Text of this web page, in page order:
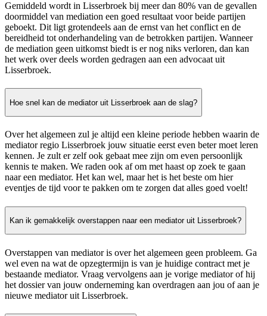
Gemiddeld wordt in Lisserbroek bij meer dan 80% van de gevallen
doormiddel van mediation een goed resultaat voor beide partijen
geboekt. Dit ligt grotendeels aan de ernst van het conflict en de
bereidheid tot onderhandeling van de betrokken partijen. Wanneer
de mediation geen uitkomst biedt is er nog niks verloren, dan kan
het werk over deels worden gedragen aan een advocaat uit
Lisserbroek.
Hoe snel kan de mediator uit Lisserbroek aan de slag?
Over het algemeen zul je altijd een kleine periode hebben waarin de
mediator regio Lisserbroek jouw situatie eerst even beter moet leren
kennen. Je zult er zelf ook gebaat mee zijn om even persoonlijk
kennis te maken. We raden ook af om met haast op zoek te gaan
naar een mediator. Het kan wel, maar het is het beste om hier
eventjes de tijd voor te pakken om te zorgen dat alles goed voelt!
Kan ik gemakkelijk overstappen naar een mediator uit Lisserbroek?
Overstappen van mediator is over het algemeen geen probleem. Ga
wel even na wat de opzegtermijn is van je huidige contract met je
bestaande mediator. Vraag vervolgens aan je vorige mediator of hij
het dossier van jouw onderneming kan overdragen aan jou of aan je
nieuwe mediator uit Lisserbroek.